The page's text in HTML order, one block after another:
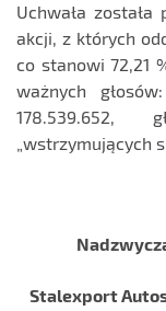
Uchwała
akcji, z których
co stanowi 72,21
ważnych
178.539.652,
„wstrzymujących
Stalexport